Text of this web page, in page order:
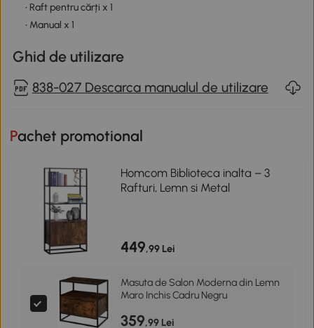
• Raft pentru cărți x 1
• Manual x 1
Ghid de utilizare
838-027 Descarca manualul de utilizare
Pachet promotional
Homcom Biblioteca inalta – 3
Rafturi, Lemn si Metal
449,99 Lei
Masuta de Salon Moderna din Lemn
Maro Inchis Cadru Negru
359,99 Lei